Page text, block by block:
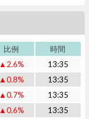
比例
時間
▲2.6%
13:35
▲0.8%
13:35
▲0.7%
13:35
▲0.6% 13:35